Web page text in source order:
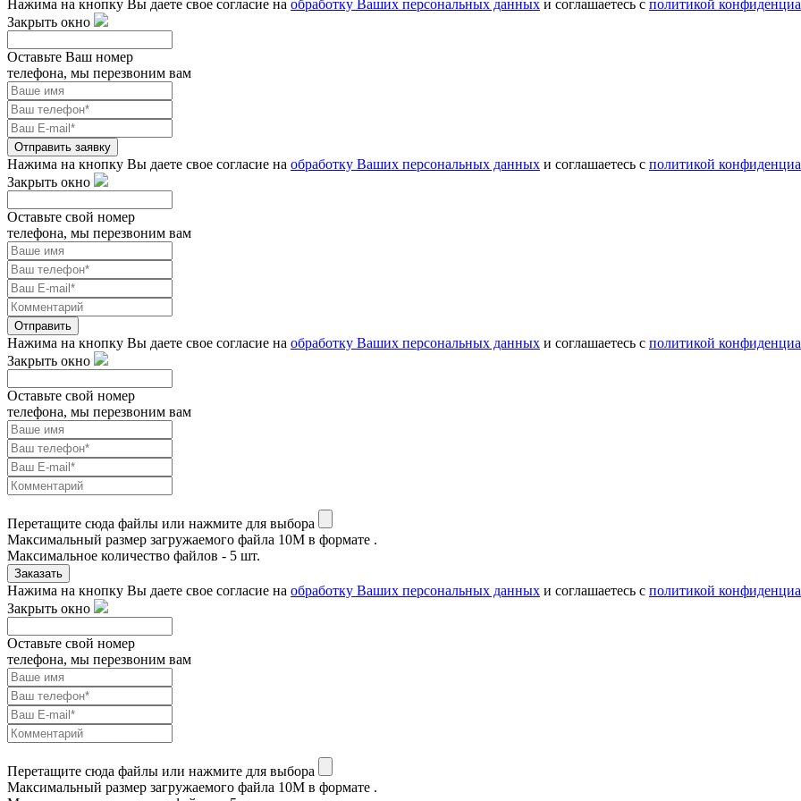
Нажима на кнопку Вы даете свое согласие на обработку Ваших персональных данных и соглашаетесь с политикой
Закрыть окно
Оставьте Ваш номер
телефона, мы перезвоним вам
Отправить заявку
Нажима на кнопку Вы даете свое согласие на обработку Ваших персональных данных и соглашаетесь с политикой
Закрыть окно
Оставьте свой номер
телефона, мы перезвоним вам
Отправить
Нажима на кнопку Вы даете свое согласие на обработку Ваших персональных данных и соглашаетесь с политикой
Закрыть окно
Оставьте свой номер
телефона, мы перезвоним вам
Перетащите сюда файлы или нажмите для выбора
Максимальный размер загружаемого файла 10M в формате .
Максимальное количество файлов - 5 шт.
Заказать
Нажима на кнопку Вы даете свое согласие на обработку Ваших персональных данных и соглашаетесь с политикой
Закрыть окно
Оставьте свой номер
телефона, мы перезвоним вам
Перетащите сюда файлы или нажмите для выбора
Максимальный размер загружаемого файла 10M в формате .